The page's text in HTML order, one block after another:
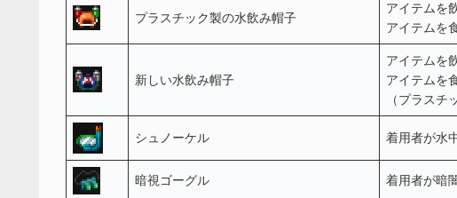
プラスチック製の水飲み帽子
アイテムを
アイテムを
新しい水飲み帽子
アイテムを
アイテムを
（プラスチ
シュノーケル 着用者が水
暗視ゴーグル 着用者が暗